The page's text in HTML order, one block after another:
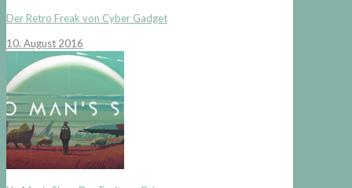
Der Retro Freak von Cyber Gadget
10. August 2016